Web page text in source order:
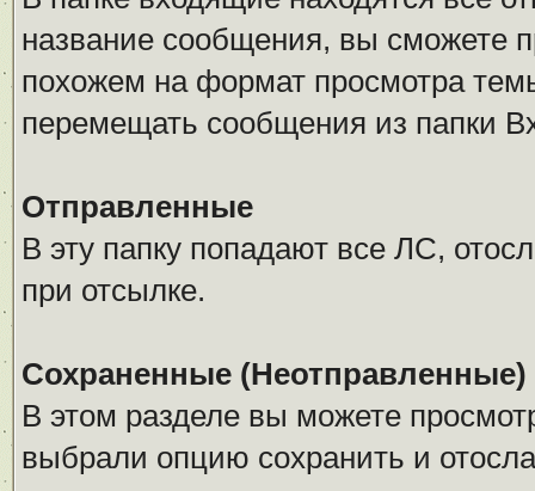
название сообщения, вы сможете
похожем на формат просмотра
перемещать сообщения из папки
Отправленные
В эту папку попадают все ЛС,
при отсылке.
Сохраненные
В этом разделе вы можете
выбрали опцию сохранить и